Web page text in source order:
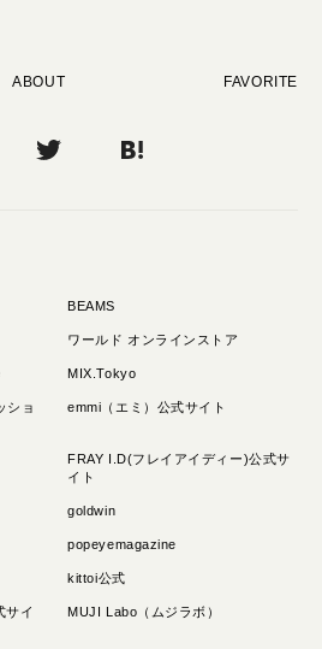
ゴージャス
上品
カジュアル
キッチュ
ハード
重厚
ほっこり
ABOUT FAVORITE
BEAMS
ワールド オンラインストア
MIX.Tokyo
ショ
emmi（エミ）公式サイト
FRAY I.D(フレイアイディー)公式サ
イト
goldwin
popeyemagazine
kittoi公式
サイ
MUJI Labo（ムジラボ）